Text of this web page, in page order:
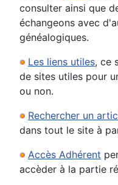
consulter ainsi que
échangeons avec
généalogiques.
Les liens utiles, ce
de sites utiles pour
ou non.
Rechercher un
dans tout le site à
Accès Adhérent
accèder à la partie